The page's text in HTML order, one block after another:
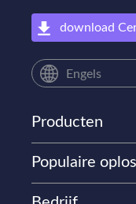
download
Engels
Producten
Populaire